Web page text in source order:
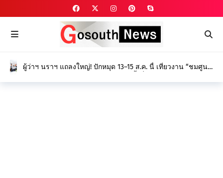
ผู้ว่าฯ นราฯ แถลงใหญ่! ปักหมุด 13–15 ส.ค. นี้ เที่ยวงาน “ชมศูนย์
เกษตร-ป่าพรุ สร้างรายได้ยั่งยืน